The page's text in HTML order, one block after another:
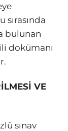
bulunan
dokümanı
VE
sınav